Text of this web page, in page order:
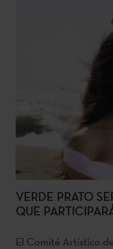
VERDE PRATO
QUE
El Comité Artístico